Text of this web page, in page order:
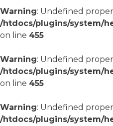
Warning: Undefined
/htdocs/plugins/system/
on line 455
Warning: Undefined
/htdocs/plugins/system/
on line 455
Warning: Undefined
/htdocs/plugins/system/